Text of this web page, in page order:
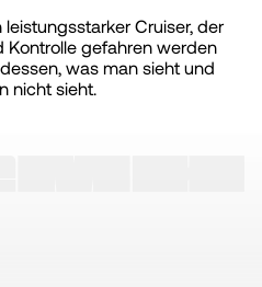
Cruiser, der
Kontrolle gefahren werden
was man sieht und
nicht sieht.